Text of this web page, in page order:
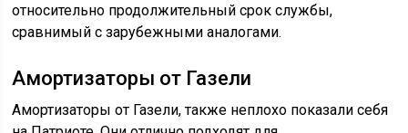
относительно продолжительный срок службы,
сравнимый с зарубежными аналогами.
Амортизаторы от Газели
Амортизаторы от Газели, также неплохо показали себя